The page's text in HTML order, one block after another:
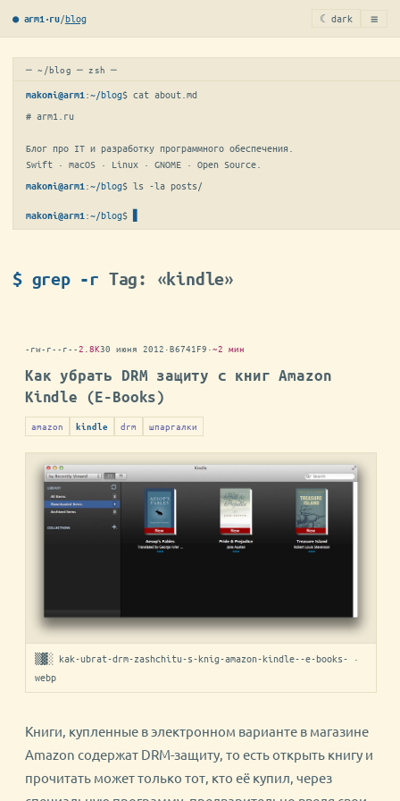
● arm1·ru/blog ☾ dark ≡
─ ~/blog ─ zsh ─
makoni@arm1 :~/blog$ cat about.md
# arm1.ru
Блог про IT и разработку программного обеспечения.
Swift · macOS · Linux · GNOME · Open Source.
makoni@arm1 :~/blog$ ls -la posts/
makoni@arm1 :~/blog$
$ grep -r Tag: «kindle»
-rw-r--r--2.8K30 июня 2012 ·B6741F9 ·~2 мин
Как убрать DRM защиту с книг Amazon
Kindle (E-Books)
amazon kindle drm шпаргалки
▒▓░ kak-ubrat-drm-zashchitu-s-knig-amazon-kindle--e-books- ·
webp
Книги, купленные в электронном варианте в магазине
Amazon содержат DRM-защиту, то есть открыть книгу и
прочитать может только тот, кто её купил, через